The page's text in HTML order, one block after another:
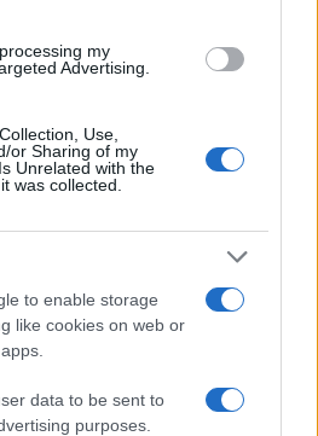
my
Advertising.
Use,
or Sharing of my
Unrelated with the
was collected.
to enable storage
like cookies on web or
data to be sent to
purposes.
y
STEAM
en datos, IA,…